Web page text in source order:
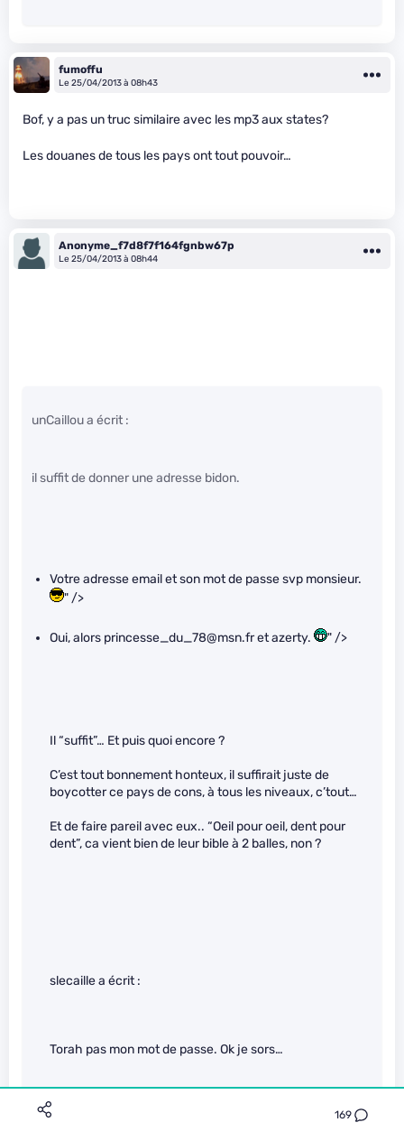
169
fumoffu
Le 25/04/2013 à 08h43
Bof, y a pas un truc similaire avec les mp3 aux states?
Les douanes de tous les pays ont tout pouvoir…
Anonyme_f7d8f7f164fgnbw67p
Le 25/04/2013 à 08h44
unCaillou a écrit :
il suffit de donner une adresse bidon.
Votre adresse email et son mot de passe svp monsieur.
" />
Oui, alors princesse_du_78@msn.fr et azerty. " />
Il “suffit”… Et puis quoi encore ?
C’est tout bonnement honteux, il suffirait juste de
boycotter ce pays de cons, à tous les niveaux, c’tout…
Et de faire pareil avec eux.. “Oeil pour oeil, dent pour
dent”, ca vient bien de leur bible à 2 balles, non ?
slecaille a écrit :
Torah pas mon mot de passe. Ok je sors…